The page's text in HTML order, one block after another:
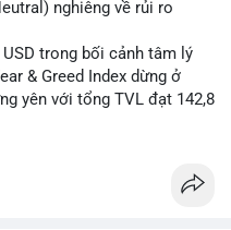
nghiêng về rủi ro
trong bối cảnh tâm lý
& Greed Index dừng ở
yên với tổng TVL đạt 142,8
lại eo Hormuz, giảm lo ngại